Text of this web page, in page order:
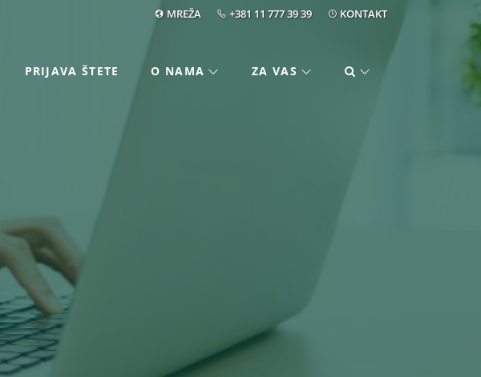
MREŽA +381 11 777 39 39 KONTAKT
PRIJAVA ŠTETE O NAMA ZA VAS